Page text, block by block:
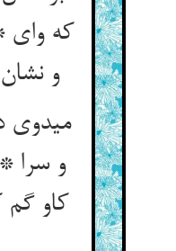
که وای
و
می‏دوی
و
کاو گم